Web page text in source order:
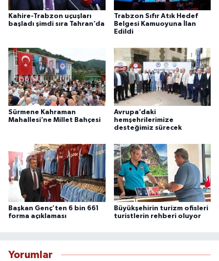
Kahire-Trabzon uçuşları
başladı şimdi sıra Tahran’da
Trabzon Sıfır Atık Hedef
Belgesi Kamuoyuna İlan
Edildi
Sürmene Kahraman
Mahallesi’ne Millet Bahçesi
Avrupa’daki
hemşehrilerimize
desteğimiz sürecek
Başkan Genç’ten 6 bin 661
forma açıklaması
Büyükşehirin turizm ofisleri
turistlerin rehberi oluyor
Yorumlar